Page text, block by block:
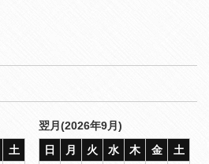
土
翌月(2026年9月)
日
月 火 水 木 金
土